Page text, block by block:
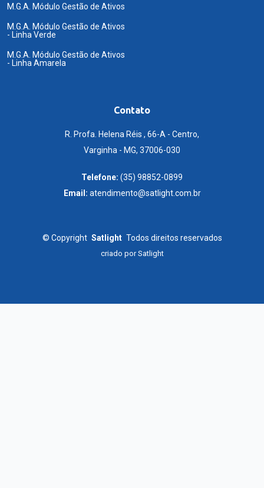
M.G.A. Módulo Gestão de Ativos
M.G.A. Módulo Gestão de Ativos
- Linha Verde
M.G.A. Módulo Gestão de Ativos
- Linha Amarela
Contato
R. Profa. Helena Réis , 66-A - Centro,
Varginha - MG, 37006-030
Telefone: (35) 98852-0899
Email: atendimento@satlight.com.br
© Copyright Satlight Todos direitos reservados
criado porSatlight